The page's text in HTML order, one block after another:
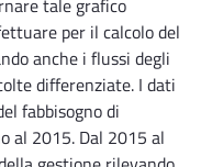
tale grafico
per il calcolo del
anche i flussi degli
differenziate. I dati
fabbisogno di
al 2015. Dal 2015 al